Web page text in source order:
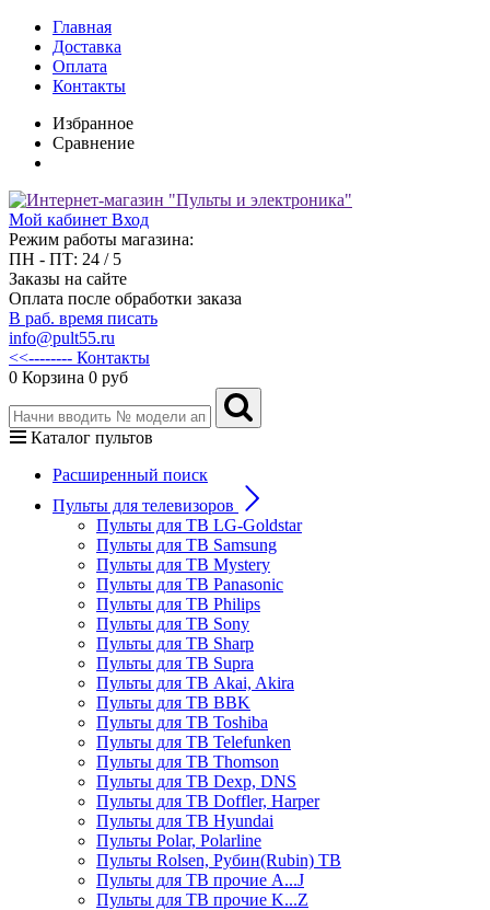
Главная
Доставка
Оплата
Контакты
Избранное
Сравнение
Мой кабинет Вход
Режим работы магазина:
ПН - ПТ: 24 / 5
Заказы на сайте
Оплата после обработки заказа
В раб. время писать
info@pult55.ru
<<-------- Контакты
0 Корзина 0 руб
Каталог пультов
Расширенный поиск
Пульты для телевизоров
Пульты для ТВ LG-Goldstar
Пульты для ТВ Samsung
Пульты для ТВ Mystery
Пульты для ТВ Panasonic
Пульты для ТВ Philips
Пульты для ТВ Sony
Пульты для ТВ Sharp
Пульты для ТВ Supra
Пульты для ТВ Akai, Akira
Пульты для ТВ BBK
Пульты для ТВ Toshiba
Пульты для ТВ Telefunken
Пульты для ТВ Thomson
Пульты для ТВ Dexp, DNS
Пульты для ТВ Doffler, Harper
Пульты для ТВ Hyundai
Пульты Polar, Polarline
Пульты Rolsen, Рубин(Rubin) ТВ
Пульты для ТВ прочие A...J
Пульты для ТВ прочие K...Z